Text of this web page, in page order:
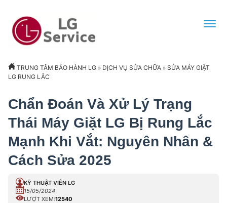
TRUNG TÂM BẢO HÀNH LG » DỊCH VỤ SỬA CHỮA » SỬA MÁY GIẶT
LG RUNG LẮC
Chẩn Đoán Và Xử Lý Trạng
Thái Máy Giặt LG Bị Rung Lắc
Mạnh Khi Vắt: Nguyên Nhân &
Cách Sửa 2025
KỸ THUẬT VIÊN LG
15/05/2024
LƯỢT XEM:12540